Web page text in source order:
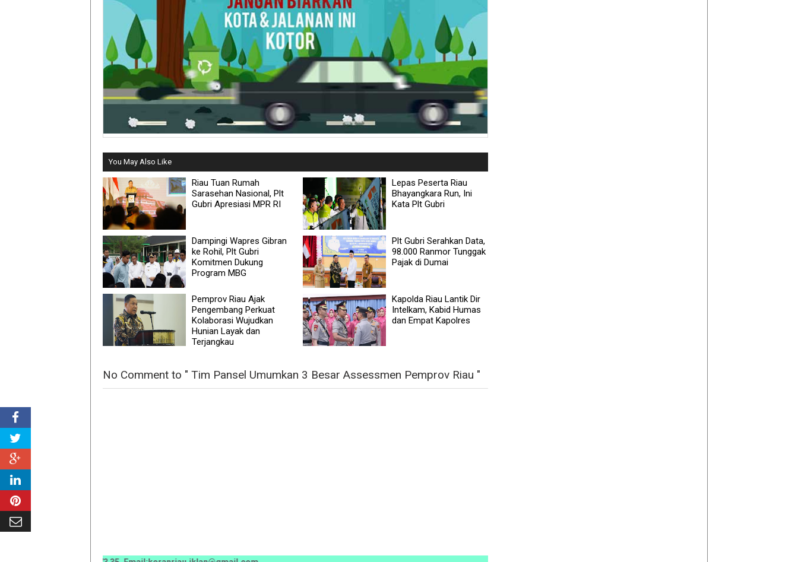
You May Also Like
Riau Tuan Rumah
Sarasehan Nasional, Plt
Gubri Apresiasi MPR RI
Lepas Peserta Riau
Bhayangkara Run, Ini
Kata Plt Gubri
Dampingi Wapres Gibran
ke Rohil, Plt Gubri
Komitmen Dukung
Program MBG
Plt Gubri Serahkan Data,
98.000 Ranmor Tunggak
Pajak di Dumai
Pemprov Riau Ajak
Pengembang Perkuat
Kolaborasi Wujudkan
Hunian Layak dan
Terjangkau
Kapolda Riau Lantik Dir
Intelkam, Kabid Humas
dan Empat Kapolres
No Comment to " Tim Pansel Umumkan 3 Besar Assessmen Pemprov Riau "